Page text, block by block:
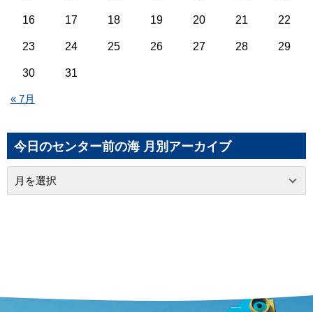
« 7月
16 17 18 19 20 21 22
23 24 25 26 27 28 29
30 31
今日のセンター前の海 月別アーカイブ